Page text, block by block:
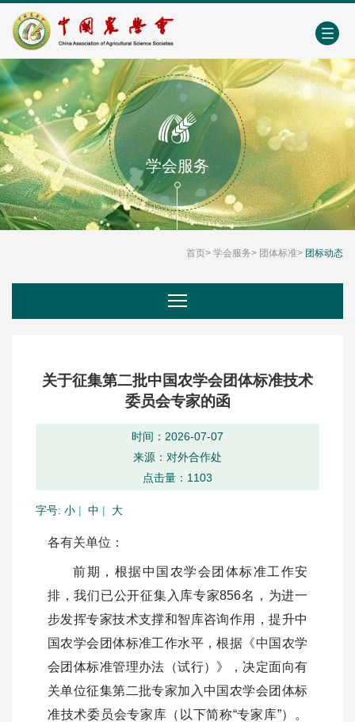
中国农业农村人才网 中心学会门户网
学会服务
首页> 学会服务> 团体标准> 团标动态
关于征集第二批中国农学会团体标准技术
委员会专家的函
时间：2026-07-07
来源：对外合作处
点击量： 1103
字号: 小 | 中 | 大
各有关单位：
前期，根据中国农学会团体标准工作安
排，我们已公开征集入库专家856名，为进一
步发挥专家技术支撑和智库咨询作用，提升中
国农学会团体标准工作水平，根据《中国农学
会团体标准管理办法（试行）》，决定面向有
关单位征集第二批专家加入中国农学会团体标
准技术委员会专家库（以下简称“专家库”）。